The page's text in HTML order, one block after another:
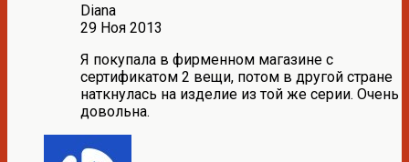
Diana
29 Ноя 2013
Я покупала в фирменном магазине с
сертификатом 2 вещи, потом в другой стране
наткнулась на изделие из той же серии. Очень
довольна.